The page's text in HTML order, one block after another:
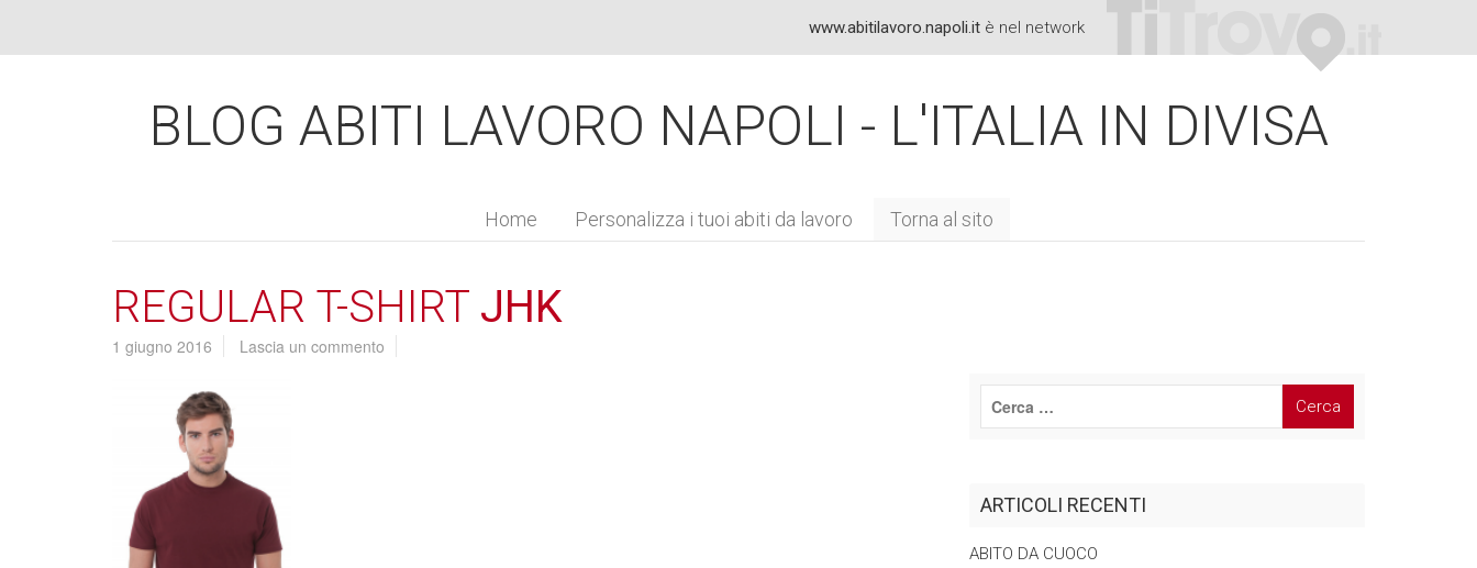
www.abitilavoro.napoli.it è nel network
BLOG ABITI LAVORO NAPOLI - L'ITALIA IN DIVISA
Home Personalizza i tuoi abiti da lavoro Torna al sito
REGULAR T-SHIRT JHK
1 giugno 2016 Lascia un commento
ARTICOLI RECENTI
ABITO DA CUOCO